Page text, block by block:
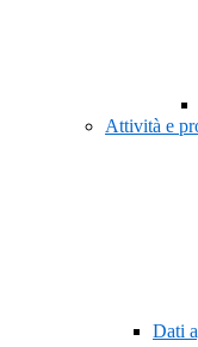
Attività e
Dati